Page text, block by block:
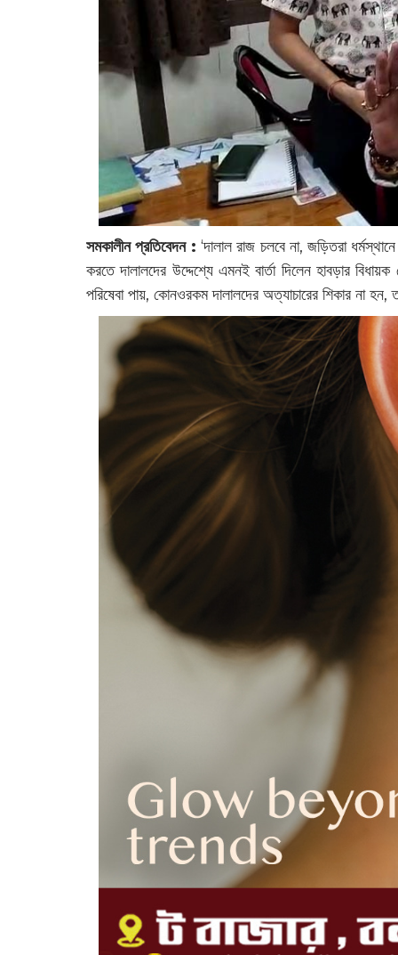
সমকালীন প্রতিবেদন : ‘দালাল রাজ চলবে না, জড়িতরা
করতে দালালদের উদ্দেশ্যে এমনই বার্তা দিলেন হাবড়ার
পরিষেবা পায়, কোনওরকম দালালদের অত্যাচারের শিকার না হন,